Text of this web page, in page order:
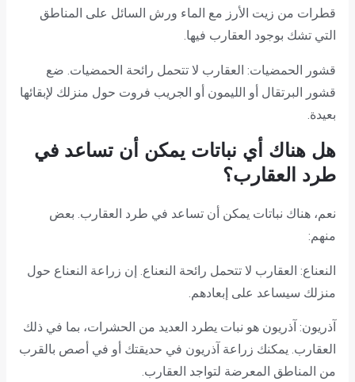
قطرات من زيت الأرز مع الماء ورش السائل على المناطق
التي تشك بوجود العقارب فيها.
قشور الحمضيات: العقارب لا تتحمل رائحة الحمضيات. ضع
قشور البرتقال أو الليمون أو الجريب فروت حول منزلك لإبقائها
بعيدة.
هل هناك أي نباتات يمكن أن تساعد في
طرد العقارب؟
نعم، هناك نباتات يمكن أن تساعد في طرد العقارب. بعض
منهم:
النعناع: العقارب لا تتحمل رائحة النعناع. إن زراعة النعناع حول
منزلك سيساعد على إبعادهم.
آذريون: آذريون هو نبات يطرد العديد من الحشرات، بما في ذلك
العقارب. يمكنك زراعة آذريون في حديقتك أو في أصص بالقرب
من المناطق المعرضة لتواجد العقارب.